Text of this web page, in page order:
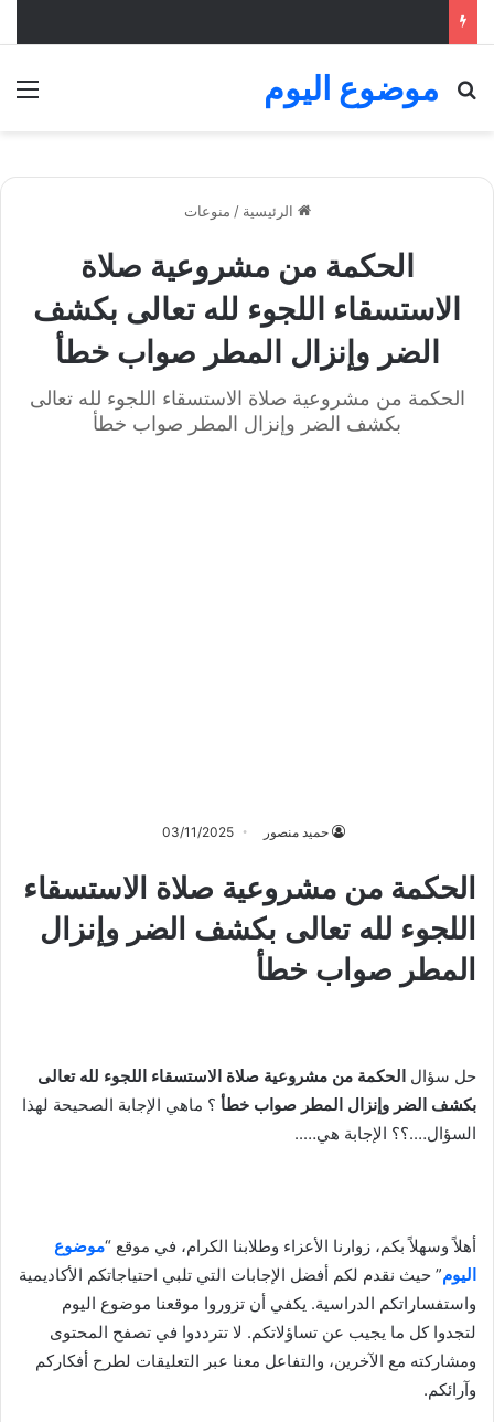
موضوع اليوم
بحث عن
الرئيسية / منوعات
الحكمة من مشروعية صلاة
الاستسقاء اللجوء لله تعالى بكشف
الضر وإنزال المطر صواب خطأ
الحكمة من مشروعية صلاة الاستسقاء اللجوء لله تعالى
بكشف الضر وإنزال المطر صواب خطأ
حميد منصور 03/11/2025
الحكمة من مشروعية صلاة الاستسقاء
اللجوء لله تعالى بكشف الضر وإنزال
المطر صواب خطأ
حل سؤال الحكمة من مشروعية صلاة الاستسقاء اللجوء لله تعالى
بكشف الضر وإنزال المطر صواب خطأ ؟ ماهي الإجابة الصحيحة لهذا
السؤال….؟؟ الإجابة هي…..
أهلاً وسهلاً بكم، زوارنا الأعزاء وطلابنا الكرام، في موقع “موضوع
اليوم” حيث نقدم لكم أفضل الإجابات التي تلبي احتياجاتكم الأكاديمية
واستفساراتكم الدراسية. يكفي أن تزوروا موقعنا موضوع اليوم
لتجدوا كل ما يجيب عن تساؤلاتكم. لا تترددوا في تصفح المحتوى
ومشاركته مع الآخرين، والتفاعل معنا عبر التعليقات لطرح أفكاركم
وآرائكم.